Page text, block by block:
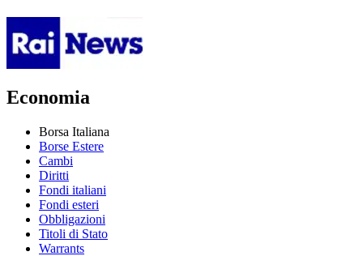
Economia
Borsa Italiana
Borse Estere
Cambi
Diritti
Fondi italiani
Fondi esteri
Obbligazioni
Titoli di Stato
Warrants